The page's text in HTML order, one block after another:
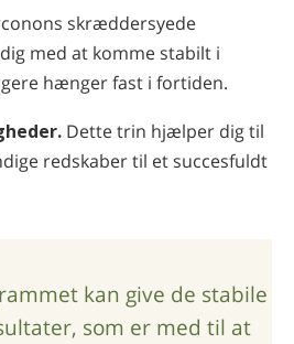
skræddersyede
med at komme stabilt i
hænger fast i fortiden.
Dette trin hjælper dig til
redskaber til et succesfuldt
kan give de stabile
som er med til at